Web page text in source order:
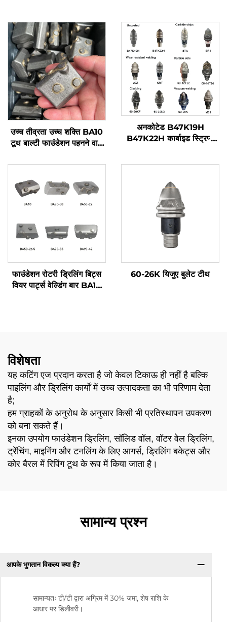
उच्च तीव्रता उच्च शक्ति BA10
टूथ बाल्टी फाउंडेशन पहनने वाले
लिए
अनकोटेड B47K19H
B47K22H कार्बाइड स्ट्रिप्स
60-12T22 वैक्यूम वेल्डिंग 60-
28K 60-14T24 M01
फाउंडेशन रोटरी ड्रिलिंग बिट्स
वियर पार्ट्स वेल्डिंग बार BA10
60-26K यिजुए बुलेट टीथ
विशेषता
यह कटिंग एज प्रदान करता है जो केवल टिकाऊ ही नहीं है बल्कि
पाइलिंग और ड्रिलिंग कार्यों में उच्च उत्पादकता का भी परिणाम देता
है;
हम ग्राहकों के अनुरोध के अनुसार किसी भी प्रतिस्थापन उपकरण
को बना सकते हैं।
इनका उपयोग फाउंडेशन ड्रिलिंग, सॉलिड वॉल, वॉटर वेल ड्रिलिंग,
ट्रेंचिंग, माइनिंग और टनलिंग के लिए आगर्स, ड्रिलिंग बकेट्स और
कोर बैरल में रिपिंग टूथ के रूप में किया जाता है।
सामान्य प्रश्न
आपके भुगतान विकल्प क्या हैं?
सामान्यतः टी/टी द्वारा अग्रिम में 30% जमा, शेष राशि के
आधार पर डिलीवरी।